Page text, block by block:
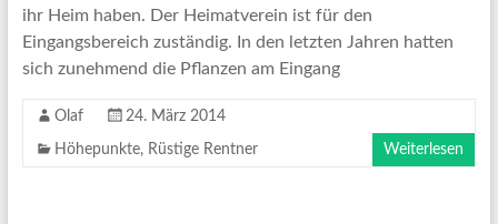
ihr Heim haben. Der Heimatverein ist für den
Eingangsbereich zuständig. In den letzten Jahren hatten
sich zunehmend die Pflanzen am Eingang
Olaf 24. März 2014
Höhepunkte, Rüstige Rentner Weiterlesen